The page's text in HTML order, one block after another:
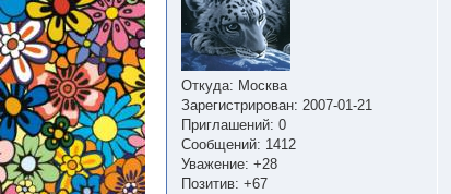
Откуда: Москва
Зарегистрирован: 2007-01-21
Приглашений: 0
Сообщений: 1412
Уважение: +28
Позитив: +67